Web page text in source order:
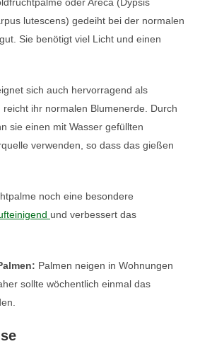
lutescens) gedeiht bei der normalen
Sie benötigt viel Licht und einen
sich auch hervorragend als
reicht ihr normalen Blumenerde. Durch
sie einen mit Wasser gefüllten
verwenden, so dass das gießen
noch eine besondere
und verbessert das
Palmen neigen in Wohnungen
sollte wöchentlich einmal das